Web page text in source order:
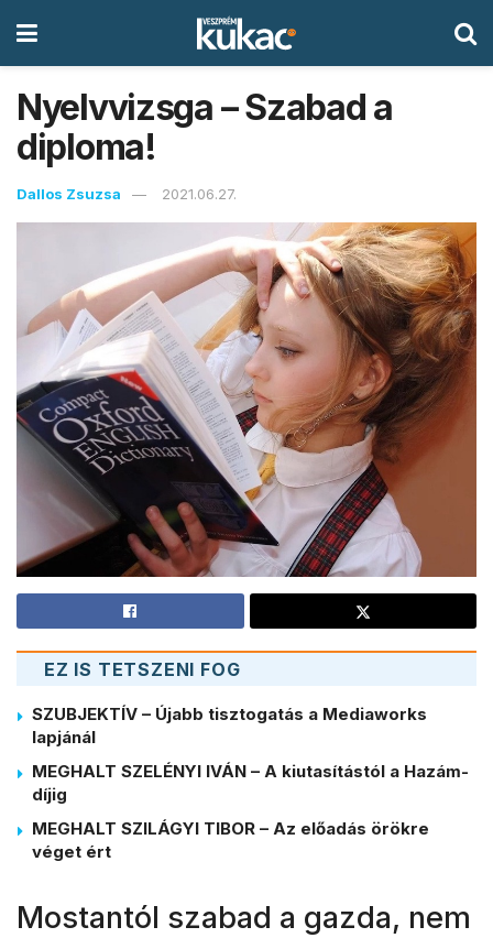
Nyelvvizsga – Szabad a
diploma!
Dallos Zsuzsa 2021.06.27.
EZ IS TETSZENI FOG
SZUBJEKTÍV – Újabb tisztogatás a Mediaworks
lapjánál
MEGHALT SZELÉNYI IVÁN – A kiutasítástól a Hazám-
díjig
MEGHALT SZILÁGYI TIBOR – Az előadás örökre
véget ért
Mostantól szabad a gazda, nem